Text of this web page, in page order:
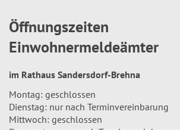
Öffnungszeiten
Einwohnermeldeämter
im Rathaus Sandersdorf-Brehna
Montag: geschlossen
Dienstag: nur nach Terminvereinbarung
Mittwoch: geschlossen